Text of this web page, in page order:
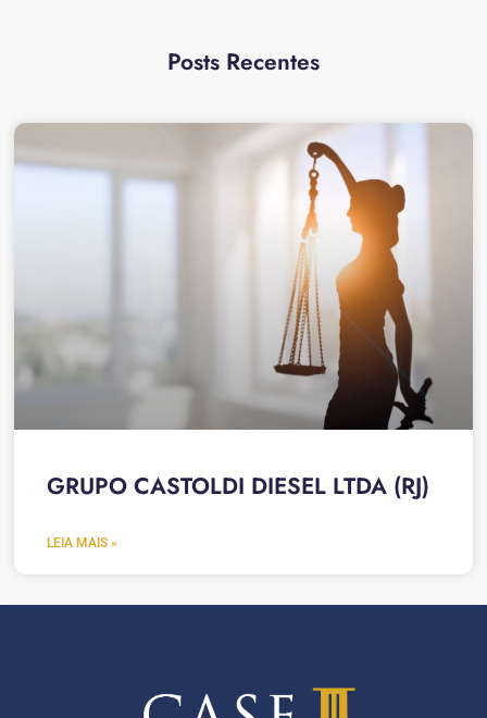
Posts Recentes
GRUPO CASTOLDI DIESEL LTDA (RJ)
LEIA MAIS »